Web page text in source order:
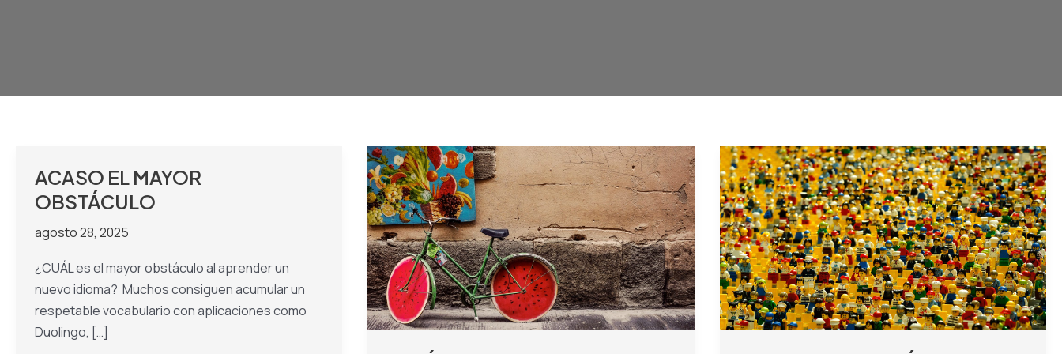
ACASO EL MAYOR
OBSTÁCULO
agosto 28, 2025
¿CUÁL es el mayor obstáculo al aprender un
nuevo idioma? Muchos consiguen acumular un
respetable vocabulario con aplicaciones como
Duolingo, […]